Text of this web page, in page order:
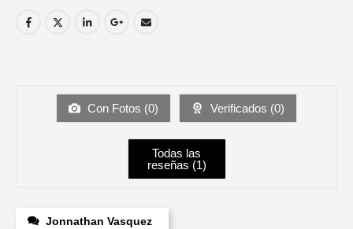
Con Fotos (0) Verificados (0)
Todas las
reseñas (1)